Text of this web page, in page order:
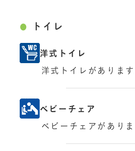
トイレ
洋式トイレ
洋式トイレがあります
ベビーチェア
ベビーチェアがありま